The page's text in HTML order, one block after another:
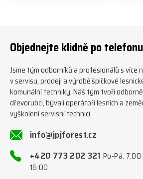
#firewoodproduction
Objednejte klidně po
Jsme tým odborníků a profesionálů s více
v servisu, prodeji a výrobě špičkové
komunální techniky. Náš tým tvoří
dřevorubci, bývalí operátoři lesních a
vyškolení servisní technici.
info@jpjforest.cz
+420 773 202 321Po-Pá: 7:00
16:00